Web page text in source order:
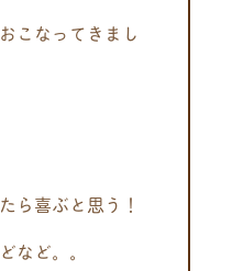
こなってきまし
ら喜ぶと思う！
など。。